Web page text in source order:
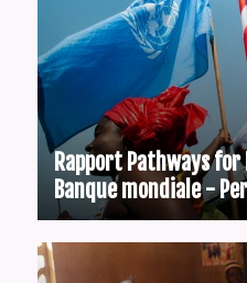
Rapport Pathways for
Banque mondiale -